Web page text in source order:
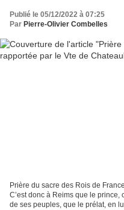
Publié le 05/12/2022 à 07:25
Par Pierre-Olivier Combelles
Prière du sacre des Rois de
C’est donc à Reims que le
de ses peuples, que le prélat, en